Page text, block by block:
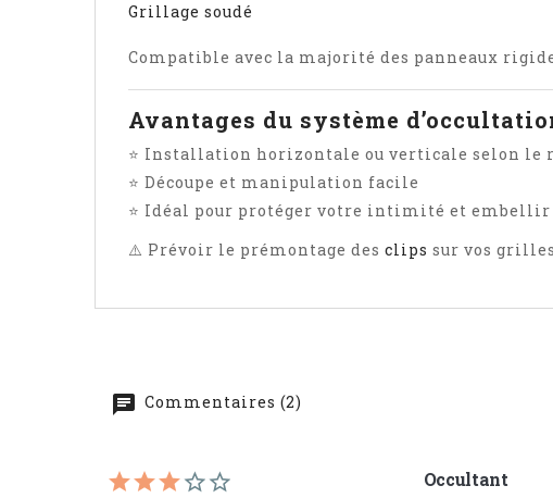
Grillage soudé
Compatible avec la majorité des panneaux
Avantages du système
⭐ Installation horizontale ou verticale selon le
⭐ Découpe et manipulation facile
⭐ Idéal pour protéger votre intimité et
⚠️ Prévoir le prémontage des clips sur vos
Commentaires (2)
Occultant